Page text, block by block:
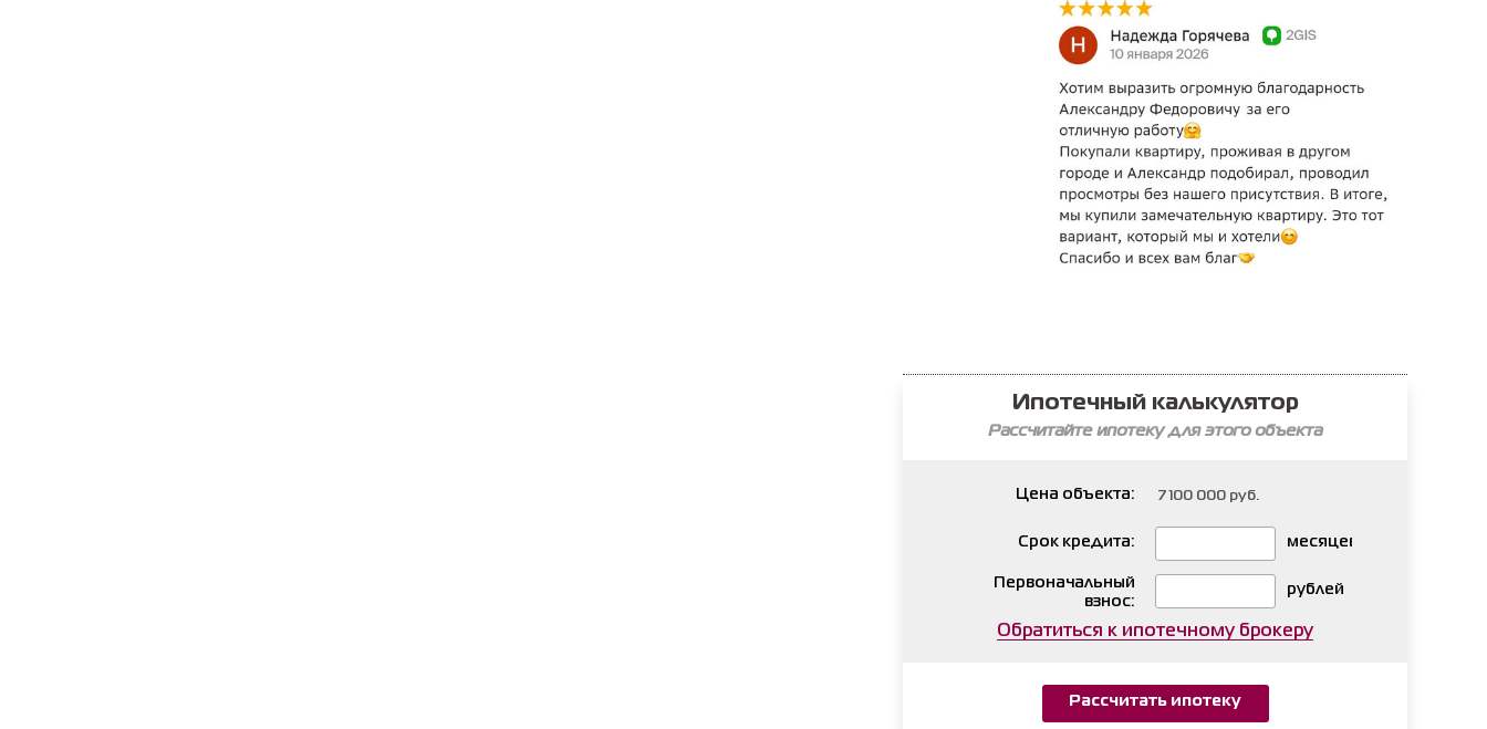
Ипотечный калькулятор
Рассчитайте ипотеку для этого объекта
Цена объекта:
месяцев
Срок кредита:
рублей
Первоначальный
взнос:
Обратиться к ипотечному брокеру
Рассчитать ипотеку